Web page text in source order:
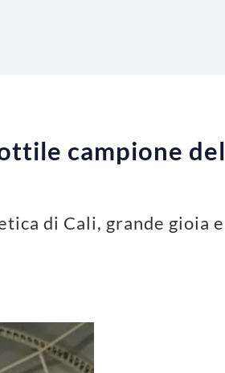
campione del
di Cali, grande gioia e